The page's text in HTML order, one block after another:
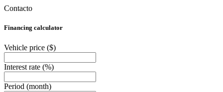
Contacto
Financing calculator
Vehicle price ($)
Interest rate (%)
Period (month)